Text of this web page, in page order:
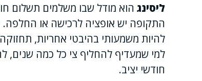
ליסינג הוא מודל שבו משלמים תשלום
התקופה יש אופציה לרכישה או החלפה.
להיות משמעותי בהיבטי אחריות,
למי שמעדיף להחליף צי כל כמה שנים,
חודשי יציב.